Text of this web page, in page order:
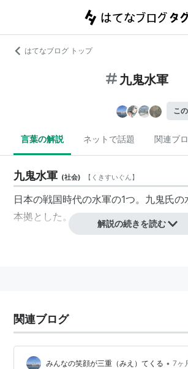
はてなブログ トップ
九鬼水軍
こ
言葉の解説 ネットで話題 関連ブ
九鬼水軍 (社会) 【 くきすいぐん】
日本の戦国時代の水軍の1つ。九鬼氏
本拠とした。
解説の続きを読む
関連ブログ
みんなの笑顔が三重（みえ）てくる • 7ヶ